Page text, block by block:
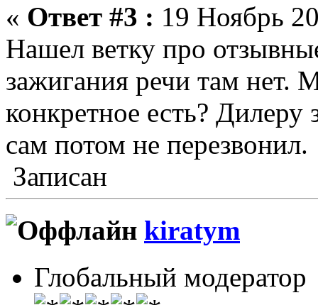
« Ответ #3 : 19 Ноябрь
Нашел ветку про
зажигания речи там нет.
конкретное есть?
сам потом не перезвонил.
Записан
kiratym
Глобальный модератор